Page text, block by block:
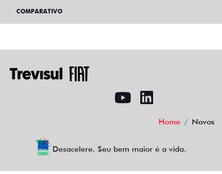
COMPARATIVO
Home Novos
Desacelere. Seu bem maior é a vida.